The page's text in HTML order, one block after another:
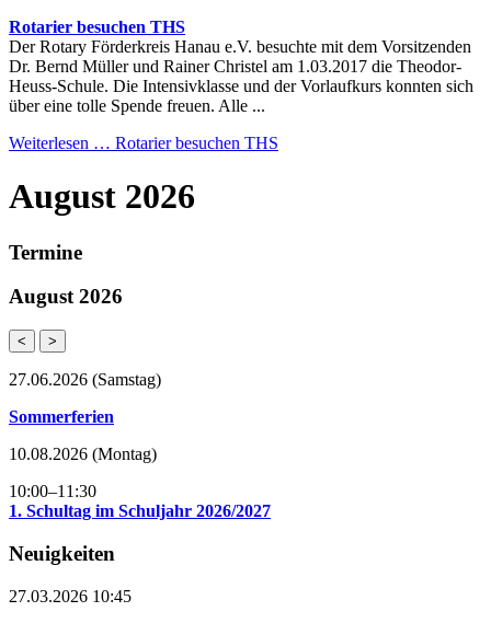
Rotarier besuchen THS
Der Rotary Förderkreis Hanau e.V. besuchte mit dem Vorsitzenden
Dr. Bernd Müller und Rainer Christel am 1.03.2017 die Theodor-
Heuss-Schule. Die Intensivklasse und der Vorlaufkurs konnten sich
über eine tolle Spende freuen. Alle ...
Weiterlesen … Rotarier besuchen THS
August 2026
Termine
August 2026
< >
27.06.2026 (Samstag)
Sommerferien
10.08.2026 (Montag)
10:00–11:30
1. Schultag im Schuljahr 2026/2027
Neuigkeiten
27.03.2026 10:45